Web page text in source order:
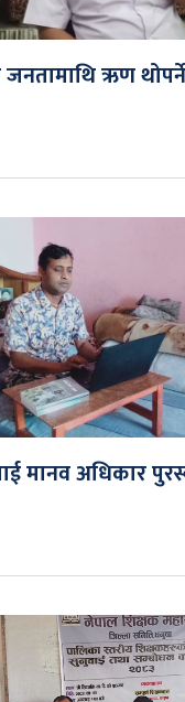
जनतामाथि ऋण
मानव अधिकार